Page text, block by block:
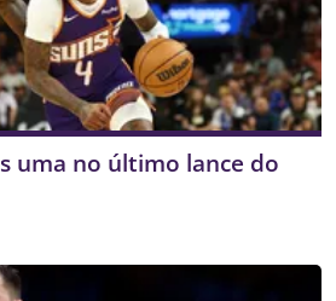
uma no último lance do